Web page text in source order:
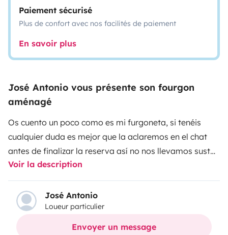
Paiement sécurisé
Plus de confort avec nos facilités de paiement
En savoir plus
José Antonio vous présente son fourgon
aménagé
Os cuento un poco como es mi furgoneta, si tenéis
cualquier duda es mejor que la aclaremos en el chat
antes de finalizar la reserva así no nos llevamos sustos
con todo el viaje montado. También te pediré
información que deberás de darme de manera
ineludible para poder finalizar la reserva, serán datos
no personales, pero si importantes, como por ejemplo
los años de carnet, experiencia previa con este tipo de
Voir la description
José Antonio
Loueur particulier
Envoyer un message